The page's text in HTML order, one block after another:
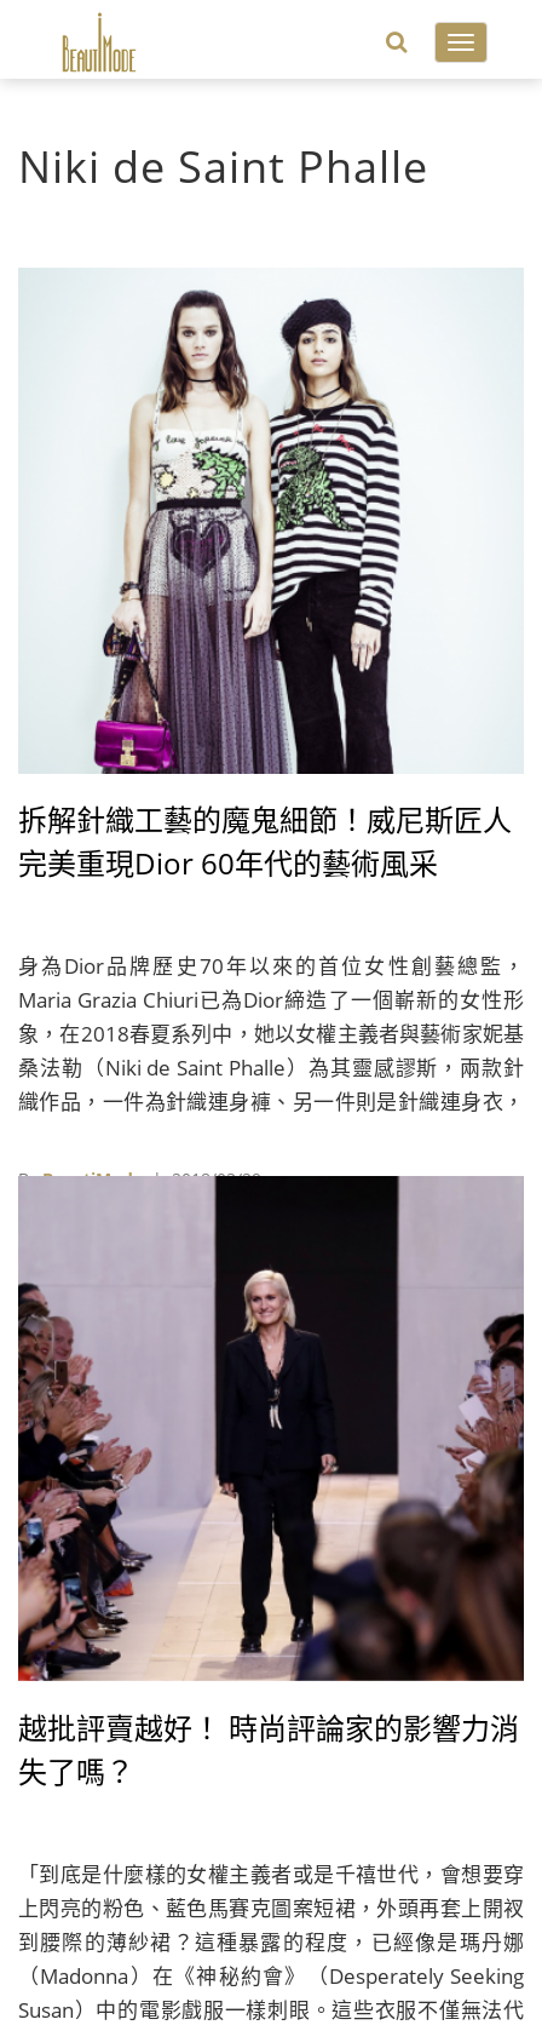
Toggle
Niki de Saint Phalle
拆解針織工藝的魔鬼細節！威尼斯匠人
完美重現Dior 60年代的藝術風采
身為Dior品牌歷史70年以來的首位女性創藝總監，
Maria Grazia Chiuri已為Dior締造了一個嶄新的女性形
象，在2018春夏系列中，她以女權主義者與藝術家妮基
桑法勒（Niki de Saint Phalle）為其靈感謬斯，兩款針
織作品，一件為針織連身褲、另一件則是針織連身衣，
ByBeautiMode| 2018/03/29
越批評賣越好！ 時尚評論家的影響力消
失了嗎？
「到底是什麼樣的女權主義者或是千禧世代，會想要穿
上閃亮的粉色、藍色馬賽克圖案短裙，外頭再套上開衩
到腰際的薄紗裙？這種暴露的程度，已經像是瑪丹娜
（Madonna）在《神秘約會》（Desperately Seeking
Susan）中的電影戲服一樣刺眼。這些衣服不僅無法代